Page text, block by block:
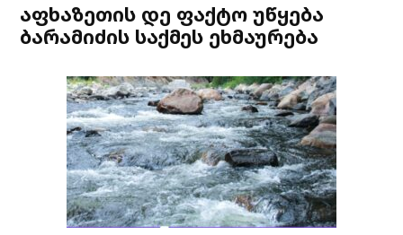
აფხაზეთის დე ფაქტო უწყება
ბარამიძის საქმეს ეხმაურება